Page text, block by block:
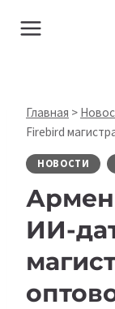
Главная >
Firebird
НОВОСТИ
ИИ-